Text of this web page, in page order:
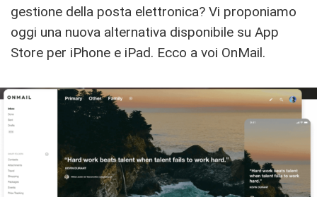
gestione della posta elettronica? Vi proponiamo
oggi una nuova alternativa disponibile su App
Store per iPhone e iPad. Ecco a voi OnMail.